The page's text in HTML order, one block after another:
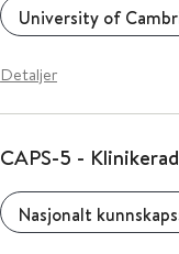
University of
Detaljer
CAPS-5 -
Nasjonalt